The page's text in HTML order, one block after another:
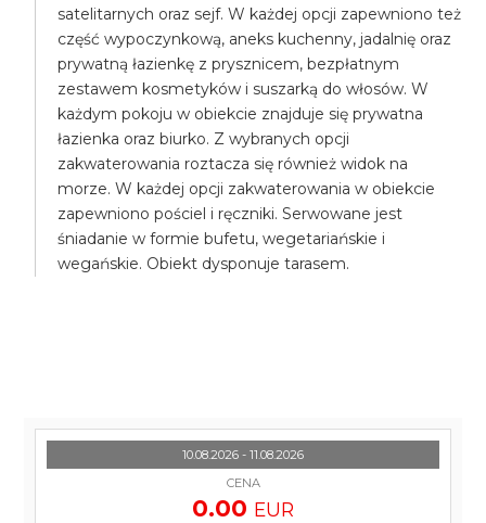
satelitarnych oraz sejf. W każdej opcji zapewniono też
część wypoczynkową, aneks kuchenny, jadalnię oraz
prywatną łazienkę z prysznicem, bezpłatnym
zestawem kosmetyków i suszarką do włosów. W
każdym pokoju w obiekcie znajduje się prywatna
łazienka oraz biurko. Z wybranych opcji
zakwaterowania roztacza się również widok na
morze. W każdej opcji zakwaterowania w obiekcie
zapewniono pościel i ręczniki. Serwowane jest
śniadanie w formie bufetu, wegetariańskie i
wegańskie. Obiekt dysponuje tarasem.
10.08.2026 - 11.08.2026
CENA
0.00 EUR